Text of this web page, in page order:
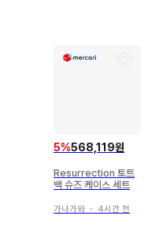
5%568,119원
Resurrection 토트
백 슈즈 케이스 세트
가나가와 ・ 4시간 전